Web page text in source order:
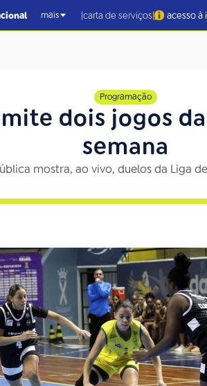
mais |carta de serviços| acesso à
Programação
dois jogos
semana
mostra, ao vivo, duelos da Liga